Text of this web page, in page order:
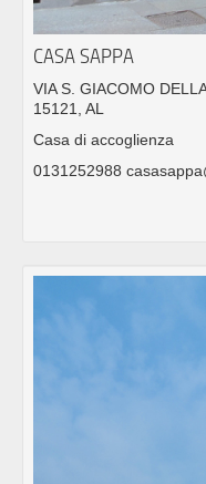
CASA SAPPA
VIA S. GIACOMO
15121, AL
Casa di accoglienza
0131252988